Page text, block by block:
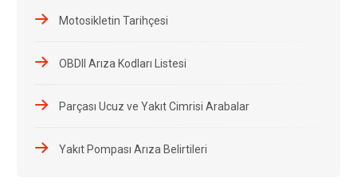
Motosikletin Tarihçesi
OBDII Arıza Kodları Listesi
Parçası Ucuz ve Yakıt Cimrisi Arabalar
Yakıt Pompası Arıza Belirtileri